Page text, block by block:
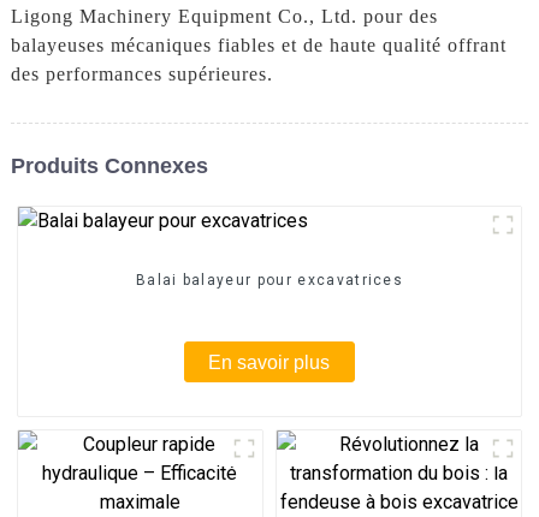
Ligong Machinery Equipment Co., Ltd. pour des
balayeuses mécaniques fiables et de haute qualité offrant
des performances supérieures.
Produits Connexes
Balai balayeur pour excavatrices
En savoir plus